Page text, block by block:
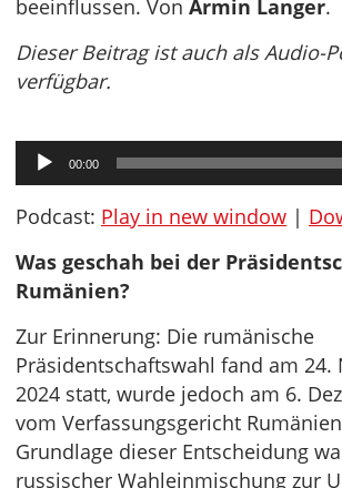
beeinflussen. Von Armin Langer.
Dieser Beitrag ist auch als Audio-
verfügbar.
Audio-
Player
00:00
Podcast: Play in new window |
Was geschah bei der
Rumänien?
Zur Erinnerung: Die rumänische
Präsidentschaftswahl fand am 24.
2024 statt, wurde jedoch am 6.
vom Verfassungsgericht
Grundlage dieser Entscheidung
russischer Wahleinmischung zur